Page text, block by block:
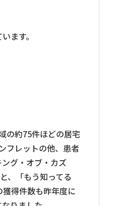
ます。
の約75件ほどの居宅
フレットの他、患者
グ・オブ・カズ
、「もう知ってる
得件数も昨年度に